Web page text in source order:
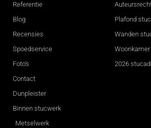
Referentie
Blog
Recensies
Spoedservice
Foto's
Contact
Dunpleister
Binnen stucwerk
Metselwerk
Plafond
Wanden
2026